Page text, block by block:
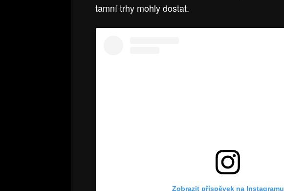
tamní trhy mohly dostat.
Zobrazit příspěvek na Instagramu